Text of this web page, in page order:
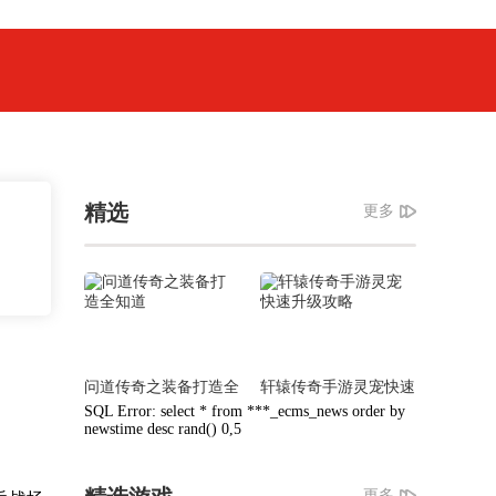
精选 更多
问道传奇之装备打造全
知道
轩辕传奇手游灵宠快速
升级攻略
SQL Error: select * from ***_ecms_news order by
newstime desc rand() 0,5